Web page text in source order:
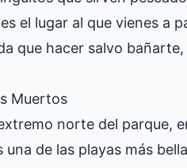
el lugar al que vienes a
que hacer salvo
Muertos
norte del parque,
una de las playas más